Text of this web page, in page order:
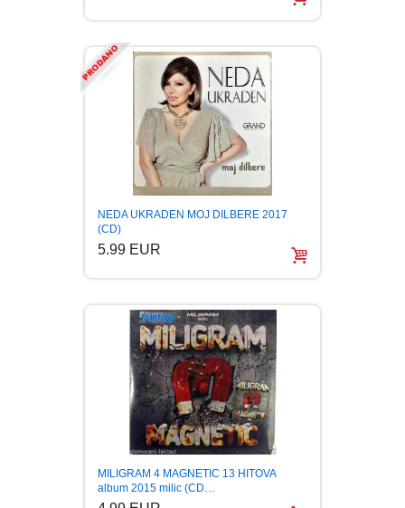
EROTSKI
ESEJISTIKA
FANTASTIKA
HOROR
INTERNET I RAČUNARI
KLASICI
KNJIGE ZA DECU
KOMEDIJA
KRIMINALISTIČKI
KUVARI
NEDA UKRADEN MOJ DILBERE 2017
(CD)
5.99 EUR
MILIGRAM 4 MAGNETIC 13 HITOVA
album 2015 milic (CD…